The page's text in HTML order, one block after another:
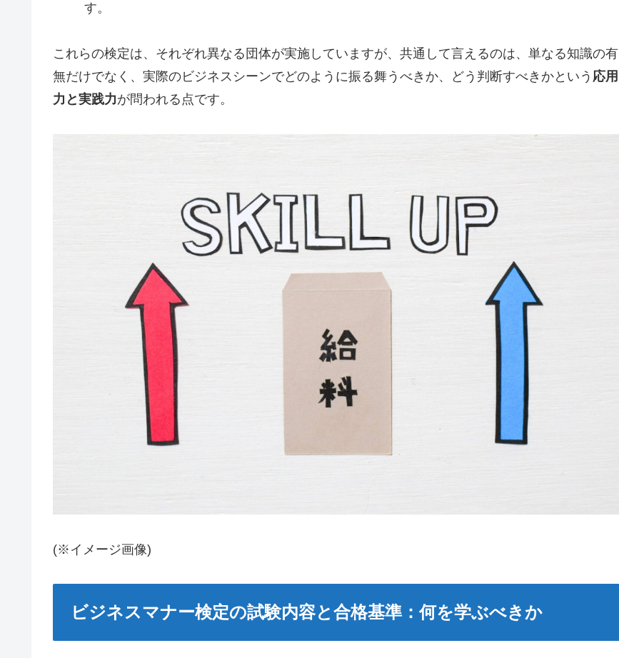
す。
これらの検定は、それぞれ異なる団体が実施していますが、共通して言えるのは、単なる知識の有
無だけでなく、実際のビジネスシーンでどのように振る舞うべきか、どう判断すべきかという 応用
力と実践力が問われる点です。
(※イメージ画像)
ビジネスマナー検定の試験内容と合格基準：何を学ぶべきか